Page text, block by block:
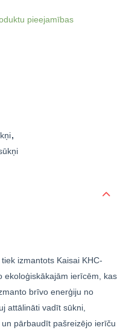
pieejamības
,
izmantots Kaisai KHC-
ekoloģiskākajām ierīcēm, kas
brīvo enerģiju no
attālināti vadīt sūkni,
pārbaudīt pašreizējo ierīču